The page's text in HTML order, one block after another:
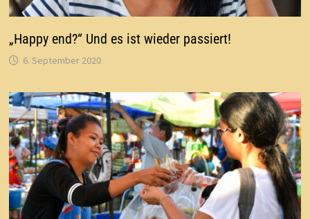
„Happy end?“ Und es ist wieder passiert!
6. September 2020